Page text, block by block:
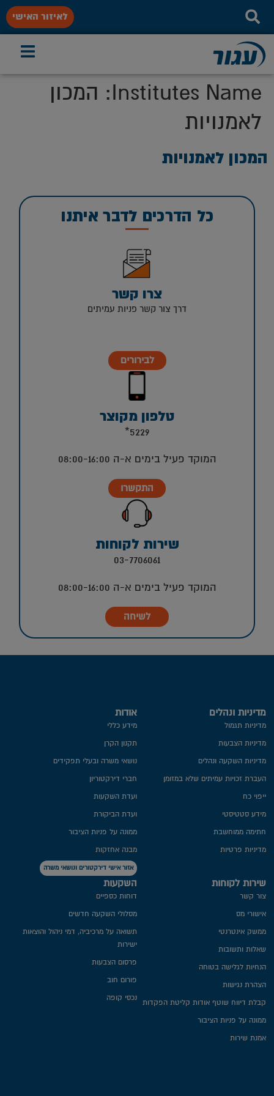
לאיזור האישי
Institutes Name:
המכון
לאמנויות
המכון לאמנויות
כל הדרכים לדבר איתנו
צרו קשר
דרך צור קשר פניות עמיתים
לבירורים
טלפון מקוצר
5229*
המוקד פעיל בימים א-ה 08:00-16:00
התקשרו
שירות לקוחות
03-7706061
המוקד פעיל בימים א-ה 08:00-16:00
לשיחה
אודות
מידע כללי
תקנון הקרן
נושאי משרה ובעלי תפקידים
חברי דירקטוריון
ועדת השקעות
ועדת הביקורת
ממונה על פניות הציבור
מבנה אחזקות
אזור אישי דירקטורים ונושאי משרה
מדיניות ונהלים
מדיניות תגמול
מדיניות הצבעות
מדיניות השקעה ונהלים
העברת זכויות עמיתים שלא במזומן
ייפוי כח
מידע סטטיסטי
חתימה ממוחשבת
מדיניות פרטיות​
השקעות
דוחות כספיים
מסלולי השקעה חדשים
תשואה על מרכיביה, דמי ניהול והוצאות
ישירות
פרסום הצבעות
פורום חוב
נכסי קופה
שירות לקוחות
צור קשר
אישורי מס
ממשק אינטרנטי
שאלות ותשובות
הנחיות לגלישה בטוחה
הצהרת נגישות
קבלת דיווח שוטף אודות קליטת הפקדות
ממונה על פניות הציבור
אמנת שירות